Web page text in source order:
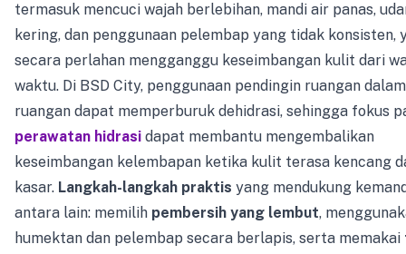
termasuk mencuci wajah berlebihan, mandi air panas,
kering, dan penggunaan pelembap yang tidak konsisten,
secara perlahan mengganggu keseimbangan kulit dari
waktu. Di BSD City, penggunaan pendingin ruangan dalam
ruangan dapat memperburuk dehidrasi, sehingga fokus
perawatan hidrasi dapat membantu mengembalikan
keseimbangan kelembapan ketika kulit terasa kencang
kasar. Langkah-langkah praktis yang mendukung
antara lain: memilih pembersih yang lembut,
humektan dan pelembap secara berlapis, serta memakai